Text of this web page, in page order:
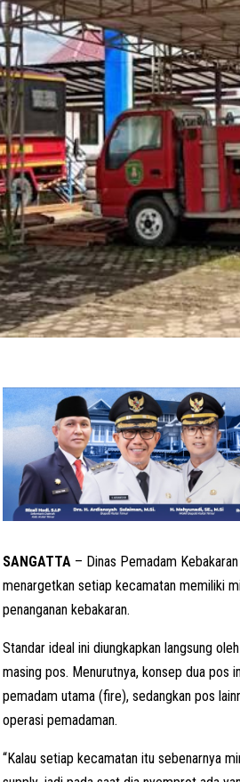
SANGATTA – Dinas Pemadam
menargetkan setiap kecamatan memiliki
penanganan kebakaran.
Standar ideal ini diungkapkan langsung
masing pos. Menurutnya, konsep dua
pemadam utama (fire), sedangkan pos
operasi pemadaman.
“Kalau setiap kecamatan itu sebenarnya